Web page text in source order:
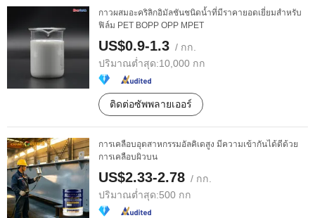
กาวผสมอะคริลิกอิมัลชันชนิดน้ำที่มีราคายอดเยี่ยมสำหรับ
ฟิล์ม PET BOPP OPP MPET
US$0.9-1.3 / กก.
ปริมาณต่ำสุด:10,000 กก
ติดต่อซัพพลายเออร์
การเคลือบอุตสาหกรรมอัลคิเดสูง มีความเข้ากันได้ดีด้วย
การเคลือบผิวบน
US$2.33-2.78 / กก.
ปริมาณต่ำสุด:500 กก